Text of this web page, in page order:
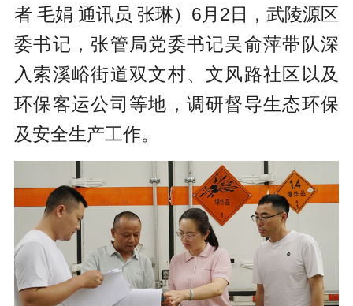
者 毛娟 通讯员 张琳）6月2日，武陵源区
委书记，张管局党委书记吴俞萍带队深
入索溪峪街道双文村、文风路社区以及
环保客运公司等地，调研督导生态环保
及安全生产工作。